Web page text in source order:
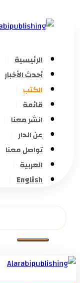
الرئيسية
أحدث الأخبار
الكتب
قائمة
انشر معنا
عن الدار
تواصل معنا
العربية
English